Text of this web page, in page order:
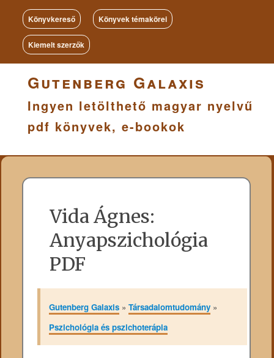
Könyvkereső Könyvek témakörei
Kiemelt szerzők
Gutenberg Galaxis
Ingyen letölthető magyar nyelvű
pdf könyvek, e-bookok
Vida Ágnes:
Anyapszichológia
PDF
Gutenberg Galaxis» Társadalomtudomány»
Pszichológia és pszichoterápia